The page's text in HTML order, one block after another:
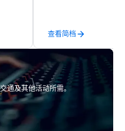
direct line of
unparalleled
查看简档
通及其他活动所需。